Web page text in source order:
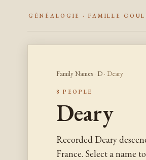
GÉNÉALOGIE · FAMILLE
Family Names· D· Deary
8 PEOPLE
Deary
Recorded Deary
France. Select a name